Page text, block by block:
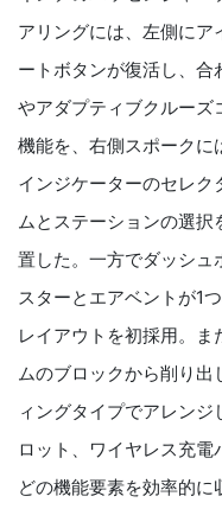
アリングには、左側にア
ートボタンが復活し、
やアダプティブクルーズ
機能を、右側スポークに
インジケーターのセレ
ムとステーションの選
置した。一方でダッシュ
スターとエアベントが1
レイアウトを初採用。
ムのブロックから削り
ィングタイプでアレン
ロット、ワイヤレス充
どの機能要素を効率的に